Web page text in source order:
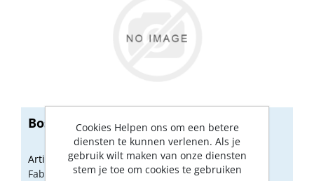
Bosch L+r schakelaar 2601099085
Artikelnummer: 5172009
Fabrikant artikel nummer: 2601099085
Cookies Helpen ons om een betere
diensten te kunnen verlenen. Als je
gebruik wilt maken van onze diensten
stem je toe om cookies te gebruiken